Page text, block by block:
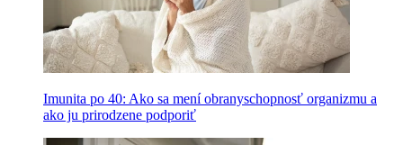
Imunita po 40: Ako sa mení obranyschopnosť organizmu a
ako ju prirodzene podporiť